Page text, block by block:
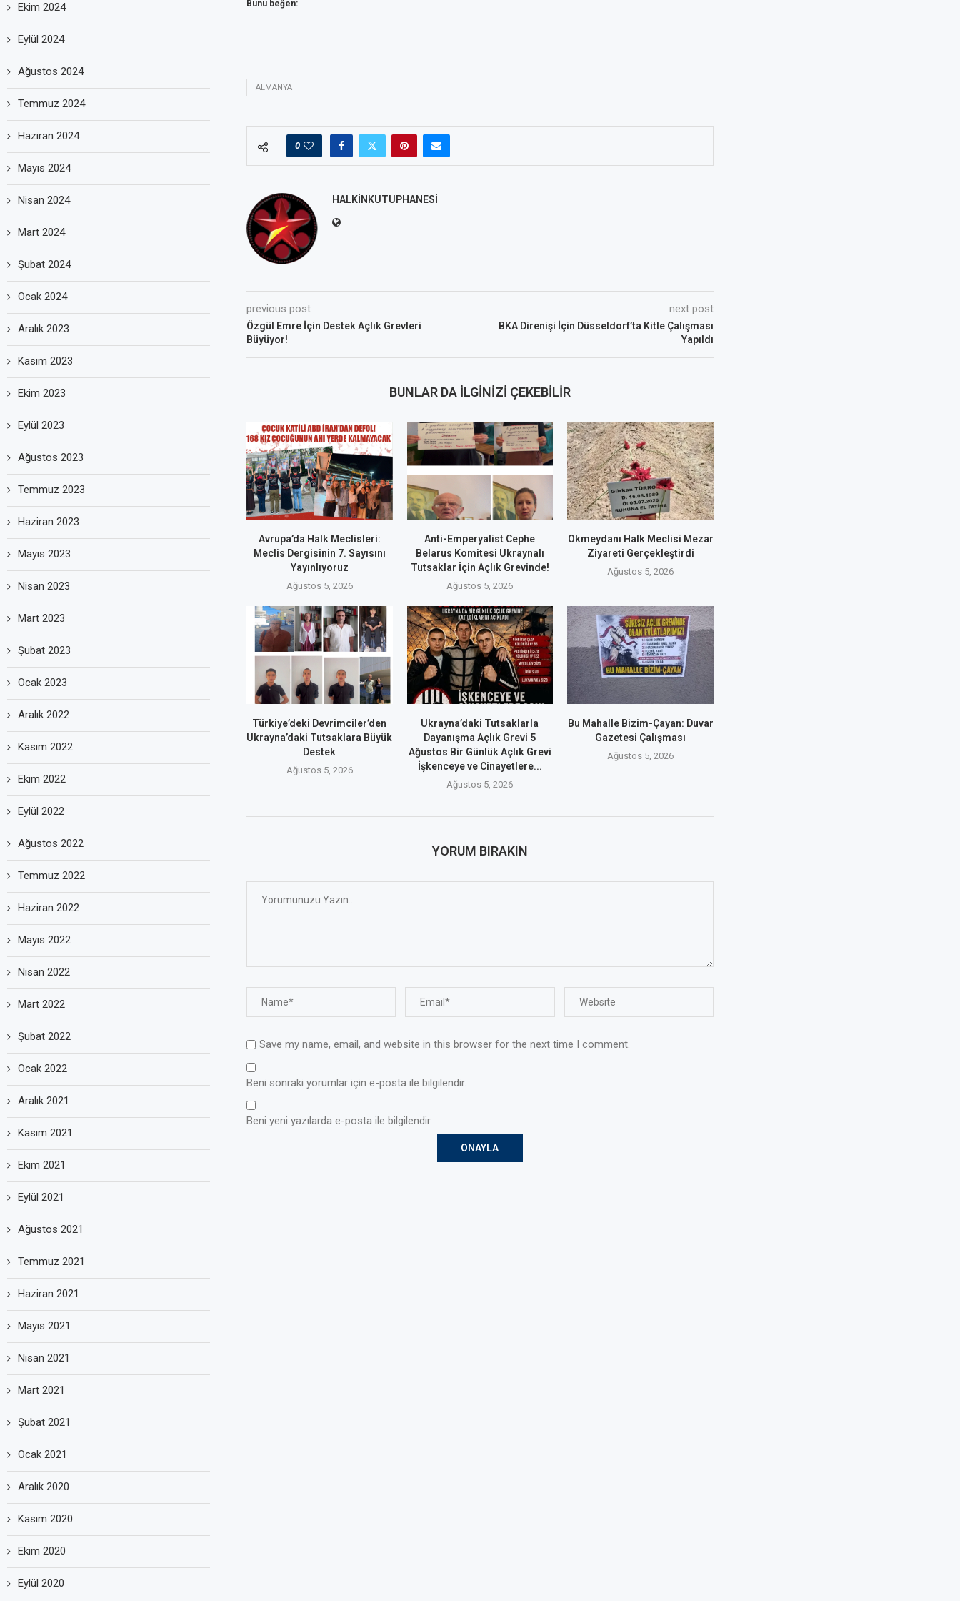
Bunu beğen:
ALMANYA
0
HALKINKUTUPHANESI
previous post
Özgül Emre İçin Destek Açlık Grevleri
Büyüyor!
next post
BKA Direnişi İçin Düsseldorf’ta Kitle Çalışması
Yapıldı
BUNLAR DA İLGINIZI ÇEKEBILIR
Avrupa’da Halk Meclisleri:
Meclis Dergisinin 7. Sayısını
Yayınlıyoruz
Ağustos 5, 2026
Anti-Emperyalist Cephe
Belarus Komitesi Ukraynalı
Tutsaklar İçin Açlık Grevinde!
Ağustos 5, 2026
Okmeydanı Halk Meclisi Mezar
Ziyareti Gerçekleştirdi
Ağustos 5, 2026
Türkiye’deki Devrimciler’den
Ukrayna’daki Tutsaklara Büyük
Destek
Ağustos 5, 2026
Ukrayna’daki Tutsaklarla
Dayanışma Açlık Grevi 5
Ağustos Bir Günlük Açlık Grevi
İşkenceye ve Cinayetlere...
Ağustos 5, 2026
Bu Mahalle Bizim-Çayan: Duvar
Gazetesi Çalışması
Ağustos 5, 2026
YORUM BIRAKIN
Save my name, email, and website in this browser for the next time I comment.
Beni sonraki yorumlar için e-posta ile bilgilendir.
Beni yeni yazılarda e-posta ile bilgilendir.
Ekim 2024
Eylül 2024
Ağustos 2024
Temmuz 2024
Haziran 2024
Mayıs 2024
Nisan 2024
Mart 2024
Şubat 2024
Ocak 2024
Aralık 2023
Kasım 2023
Ekim 2023
Eylül 2023
Ağustos 2023
Temmuz 2023
Haziran 2023
Mayıs 2023
Nisan 2023
Mart 2023
Şubat 2023
Ocak 2023
Aralık 2022
Kasım 2022
Ekim 2022
Eylül 2022
Ağustos 2022
Temmuz 2022
Haziran 2022
Mayıs 2022
Nisan 2022
Mart 2022
Şubat 2022
Ocak 2022
Aralık 2021
Kasım 2021
Ekim 2021
Eylül 2021
Ağustos 2021
Temmuz 2021
Haziran 2021
Mayıs 2021
Nisan 2021
Mart 2021
Şubat 2021
Ocak 2021
Aralık 2020
Kasım 2020
Ekim 2020
Eylül 2020